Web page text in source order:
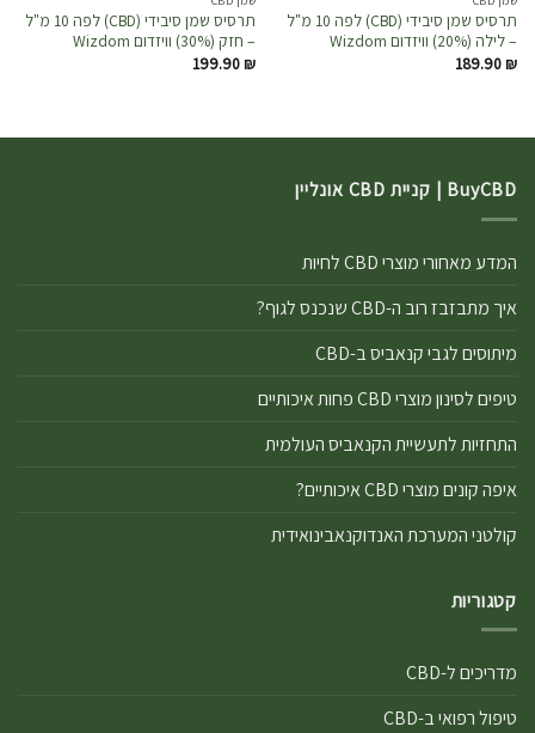
תרסיס שמן סיבידי (CBD) לפה 10 מ"ל
– לילה (20%) וויזדום Wizdom
189.90 ₪
תרסיס שמן סיבידי (CBD) לפה 10 מ"ל
– חזק (30%) וויזדום Wizdom
199.90 ₪
BuyCBD | קניית CBD אונליין
המדע מאחורי מוצרי CBD לחיות
איך מתבזבז רוב ה-CBD שנכנס לגוף?
מיתוסים לגבי קנאביס ב-CBD
טיפים לסינון מוצרי CBD פחות איכותיים
התחזיות לתעשיית הקנאביס העולמית
איפה קונים מוצרי CBD איכותיים?
קולטני המערכת האנדוקנאבינואידית
קטגוריות
מדריכים ל-CBD
טיפול רפואי ב-CBD